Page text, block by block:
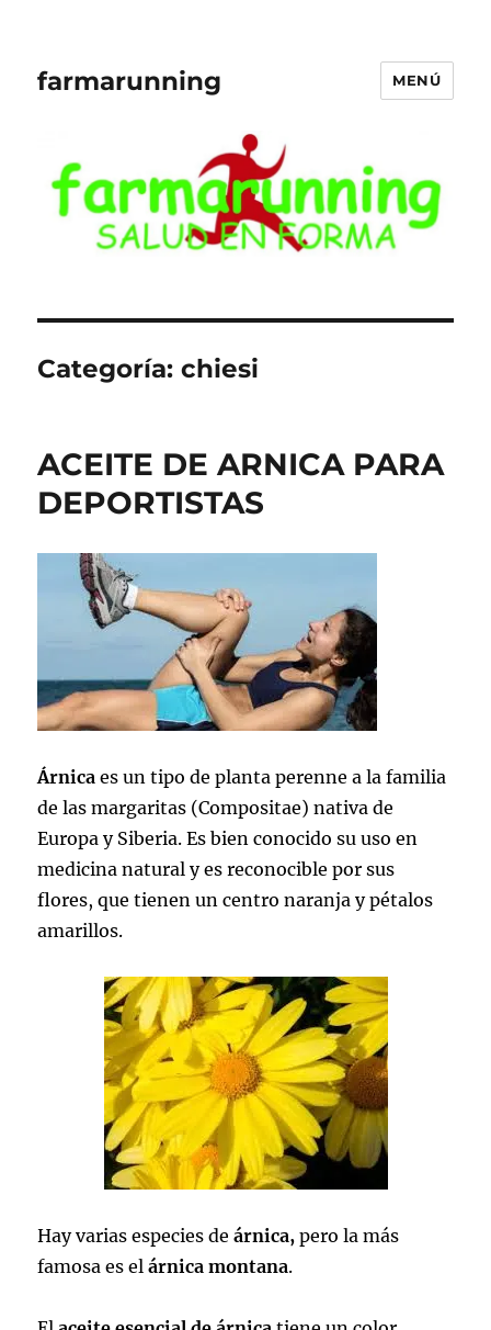
farmarunning MENÚ
Categoría:chiesi
ACEITE DE ARNICA PARA
DEPORTISTAS
Árnica es un tipo de planta perenne a la familia
de las margaritas (Compositae) nativa de
Europa y Siberia. Es bien conocido su uso en
medicina natural y es reconocible por sus
flores, que tienen un centro naranja y pétalos
amarillos.
Hay varias especies deárnica, pero la más
famosa es elárnica montana.